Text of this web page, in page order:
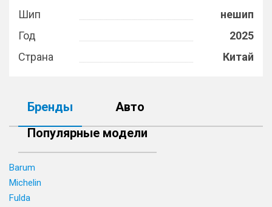
Шип
нешип
Год
2025
Страна
Китай
Бренды
Авто
Популярные модели
Barum
Michelin
Fulda